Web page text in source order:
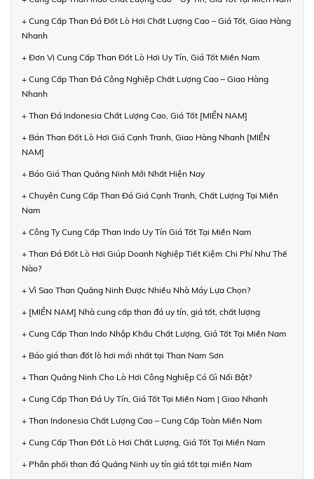
+ Cung Cấp Than Đá Đốt Lò Hơi Chất Lượng Cao – Giá Tốt, Giao Hàng
Nhanh
+ Đơn Vị Cung Cấp Than Đốt Lò Hơi Uy Tín, Giá Tốt Miền Nam
+ Cung Cấp Than Đá Công Nghiệp Chất Lượng Cao – Giao Hàng
Nhanh
+ Than Đá Indonesia Chất Lượng Cao, Giá Tốt [MIỀN NAM]
+ Bán Than Đốt Lò Hơi Giá Cạnh Tranh, Giao Hàng Nhanh [MIỀN
NAM]
+ Báo Giá Than Quảng Ninh Mới Nhất Hiện Nay
+ Chuyên Cung Cấp Than Đá Giá Cạnh Tranh, Chất Lượng Tại Miền
Nam
+ Công Ty Cung Cấp Than Indo Uy Tín Giá Tốt Tại Miền Nam
+ Than Đá Đốt Lò Hơi Giúp Doanh Nghiệp Tiết Kiệm Chi Phí Như Thế
Nào?
+ Vì Sao Than Quảng Ninh Được Nhiều Nhà Máy Lựa Chọn?
+ [MIỀN NAM] Nhà cung cấp than đá uy tín, giá tốt, chất lượng
+ Cung Cấp Than Indo Nhập Khẩu Chất Lượng, Giá Tốt Tại Miền Nam
+ Báo giá than đốt lò hơi mới nhất tại Than Nam Sơn
+ Than Quảng Ninh Cho Lò Hơi Công Nghiệp Có Gì Nổi Bật?
+ Cung Cấp Than Đá Uy Tín, Giá Tốt Tại Miền Nam | Giao Nhanh
+ Than Indonesia Chất Lượng Cao – Cung Cấp Toàn Miền Nam
+ Cung Cấp Than Đốt Lò Hơi Chất Lượng, Giá Tốt Tại Miền Nam
+ Phân phối than đá Quảng Ninh uy tín giá tốt tại miền Nam